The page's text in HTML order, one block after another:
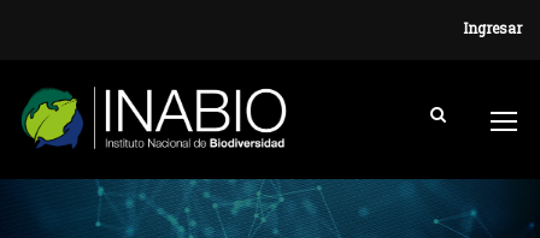
Ingresar